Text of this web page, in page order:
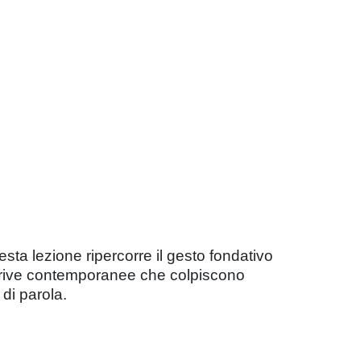
lezione ripercorre il gesto fondativo
contemporanee che colpiscono
parola.